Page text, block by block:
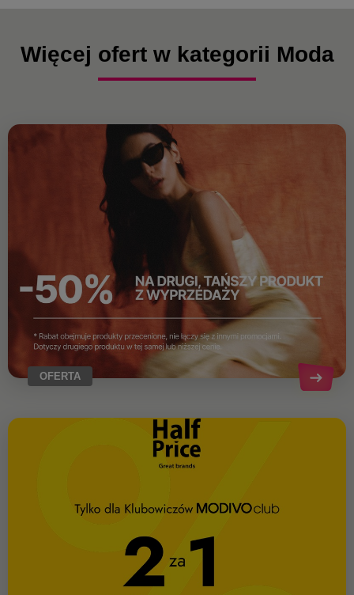
Więcej ofert w kategorii Moda
OFERTA